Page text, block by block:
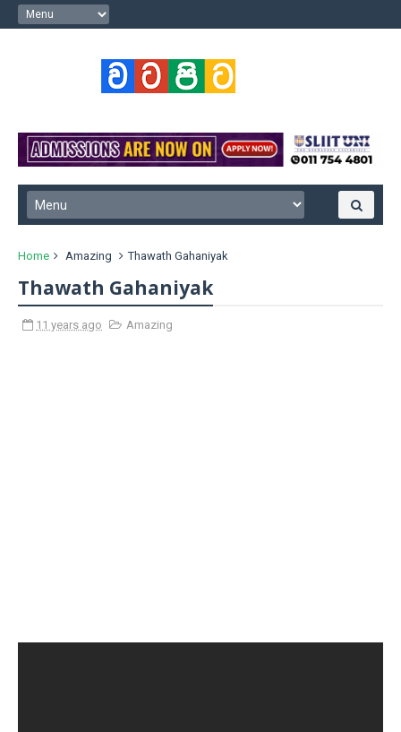
Home Amazing Thawath Gahaniyak
Thawath Gahaniyak
11 years ago Amazing